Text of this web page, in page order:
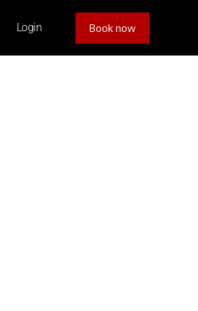
Login Book now